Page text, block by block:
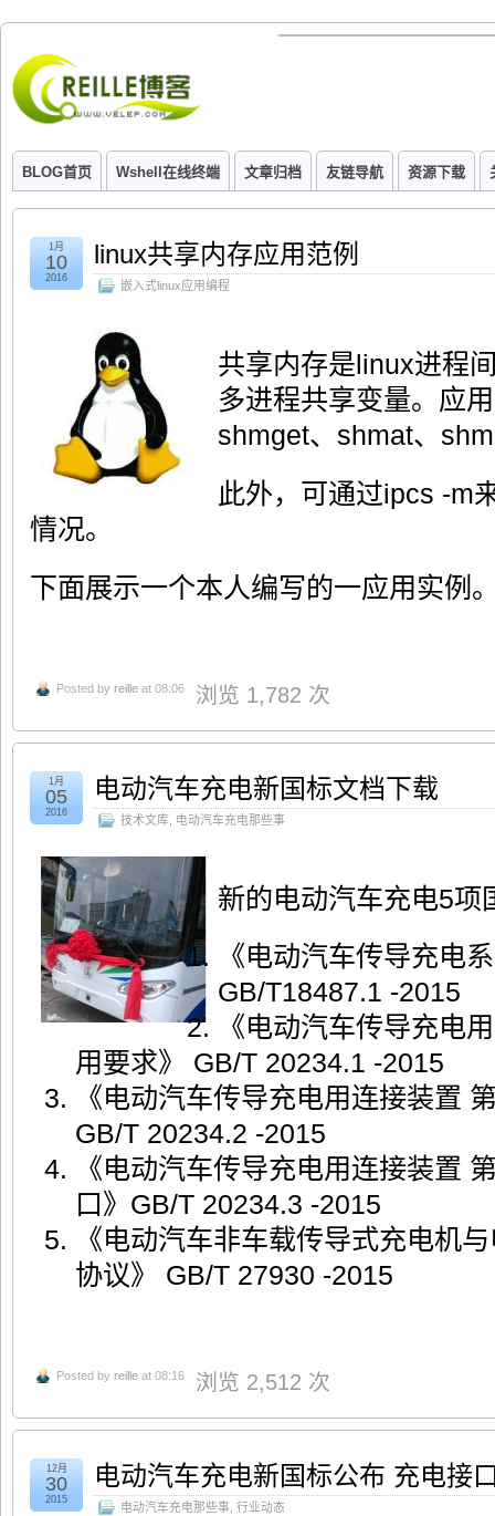
BLOG首页 Wshell在线终端 文章归档 友链导航 资源下载
linux共享内存应用范例
嵌入式linux应用编程
1月
10
2016
共享内存是linux进程
多进程共享变量。应
shmget、shmat、
此外，可通过ipcs -m
情况。
下面展示一个本人编写的一应用实例
Posted by reille at 08:06 浏览 1,782 次
电动汽车充电新国标文档下载
技术文库 电动汽车充电那些事
1月
05
2016
新的电动汽车充电5项
《电动汽车传导充电
GB/T18487.1 -2015
《电动汽车传导充电
用要求》 GB/T 20234.1 -2015
《电动汽车传导充电用连接装置
GB/T 20234.2 -2015
《电动汽车传导充电用连接装置
口》GB/T 20234.3 -2015
《电动汽车非车载传导式充电机
协议》 GB/T 27930 -2015
Posted by reille at 08:16 浏览 2,512 次
电动汽车充电新国标公布 充电接
电动汽车充电那些事 行业动态
12月
30
2015